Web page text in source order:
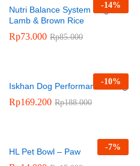
-14%
Nutri Balance System Dog
Lamb & Brown Rice
Rp73.000 Rp85.000
-10%
Iskhan Dog Performance 1.2kg
Rp169.200 Rp188.000
-7%
HL Pet Bowl – Paw